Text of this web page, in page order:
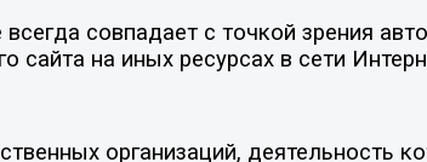
совпадает с точкой зрения
на иных ресурсах в сети
организаций, деятельность